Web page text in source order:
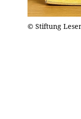
© Stiftung